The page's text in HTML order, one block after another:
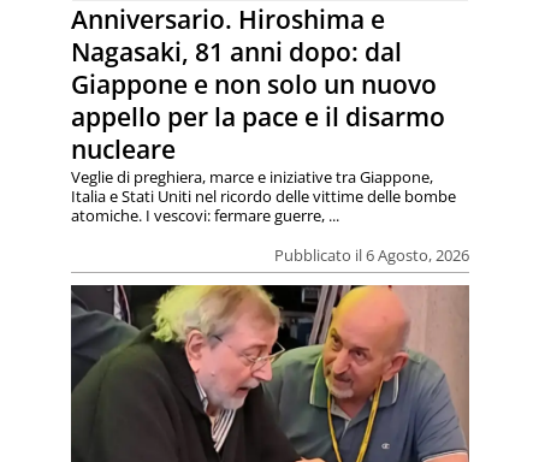
Anniversario. Hiroshima e
Nagasaki, 81 anni dopo: dal
Giappone e non solo un nuovo
appello per la pace e il disarmo
nucleare
Pubblicato il 6 Agosto, 2026
Veglie di preghiera, marce e iniziative tra Giappone,
Italia e Stati Uniti nel ricordo delle vittime delle bombe
atomiche. I vescovi: fermare guerre, ...